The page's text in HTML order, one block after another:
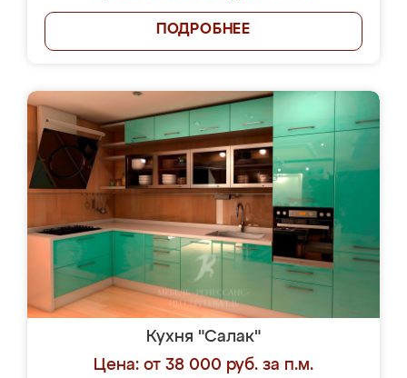
ПОДРОБНЕЕ
Кухня "Салак"
Цена: от 38 000 руб. за п.м.